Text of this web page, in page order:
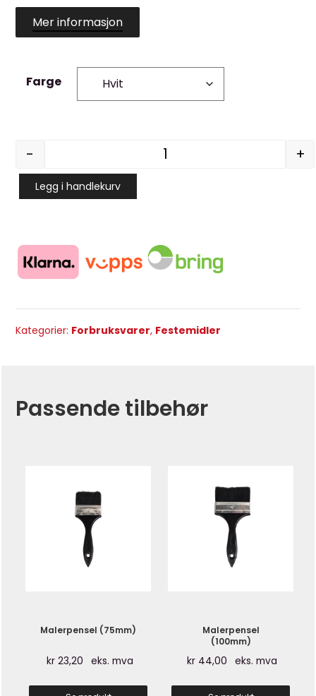
Mer informasjon
Farge
SerpiCoat
- +
Legg i handlekurv
Kategorier: Forbruksvarer, Festemidler
Passende tilbehør
Malerpensel (75mm)
kr23,20 eks. mva
Malerpensel
(100mm)
kr 44,00 eks. mva